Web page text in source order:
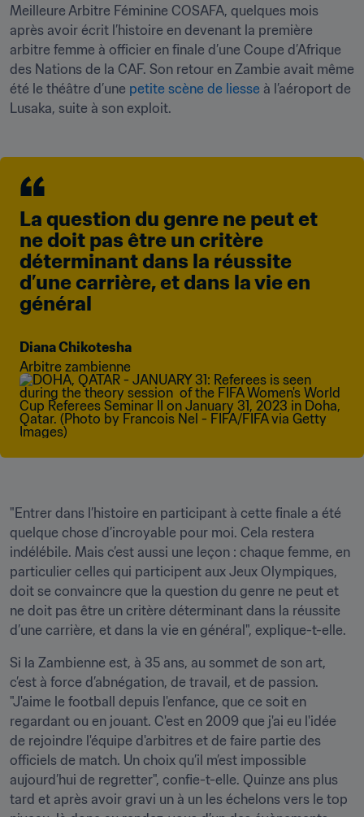
Meilleure Arbitre Féminine COSAFA, quelques mois
après avoir écrit l’histoire en devenant la première
arbitre femme à officier en finale d’une Coupe d’Afrique
des Nations de la CAF. Son retour en Zambie avait même
été le théâtre d’une petite scène de liesse à l’aéroport de
Lusaka, suite à son exploit.
La question du genre ne peut et
ne doit pas être un critère
déterminant dans la réussite
d’une carrière, et dans la vie en
général
Diana Chikotesha
Arbitre zambienne
"Entrer dans l’histoire en participant à cette finale a été
quelque chose d’incroyable pour moi. Cela restera
indélébile. Mais c’est aussi une leçon : chaque femme, en
particulier celles qui participent aux Jeux Olympiques,
doit se convaincre que la question du genre ne peut et
ne doit pas être un critère déterminant dans la réussite
d’une carrière, et dans la vie en général", explique-t-elle.
Si la Zambienne est, à 35 ans, au sommet de son art,
c’est à force d’abnégation, de travail, et de passion.
"J'aime le football depuis l'enfance, que ce soit en
regardant ou en jouant. C'est en 2009 que j'ai eu l'idée
de rejoindre l'équipe d'arbitres et de faire partie des
officiels de match. Un choix qu’il m’est impossible
aujourd’hui de regretter", confie-t-elle. Quinze ans plus
tard et après avoir gravi un à un les échelons vers le top